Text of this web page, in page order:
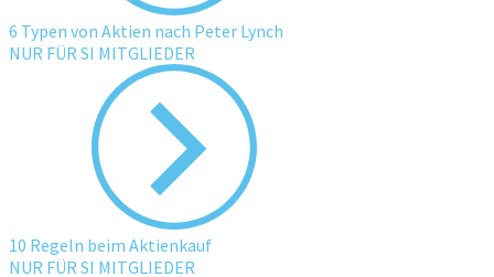
6 Typen von Aktien nach Peter Lynch
NUR FÜR SI MITGLIEDER
10 Regeln beim Aktienkauf
NUR FÜR SI MITGLIEDER